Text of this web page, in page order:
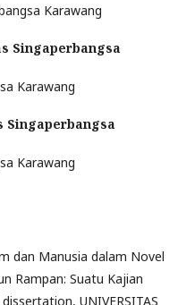
Karawang
Singaperbangsa
Karawang
Singaperbangsa
Karawang
dan Manusia dalam Novel
Rampan: Suatu Kajian
UNIVERSITAS